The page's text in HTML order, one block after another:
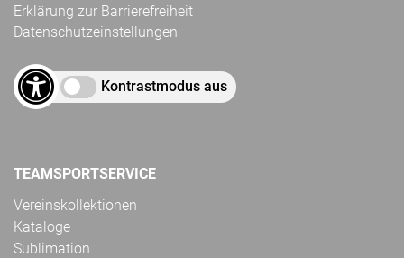
Erklärung zur Barrierefreiheit
Datenschutzeinstellungen
Kontrastmodus aus
TEAMSPORTSERVICE
Vereinskollektionen
Kataloge
Sublimation